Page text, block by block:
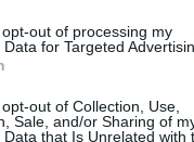
out of processing my
for Targeted
out of Collection, Use,
Sale, and/or Sharing of
Data that Is Unrelated with
Autóház Kft.: Öt